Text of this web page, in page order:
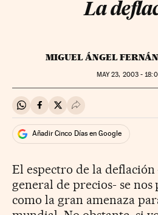
La
MIGUEL ÁNGEL
MAY23, 2003 -
Compartir en Whatsapp
Compartir en Facebook
Compartir en Twitter
Desplegar Redes
Añadir Cinco Días en Google
El espectro de la
general de precios- se nos
como la gran amenaza